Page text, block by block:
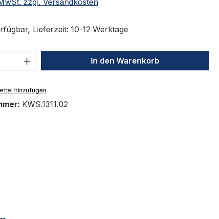
Lieferzeit: 10-12 Werktage
Anzahl: Gib den gewünschten Wert
In den Warenkorb
hinzufügen
KWS.1311.02